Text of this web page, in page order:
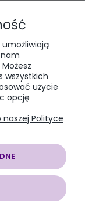
43-100 Tychy, woj.
| NIP:
wszystkich
użycie
opcję
Polityce